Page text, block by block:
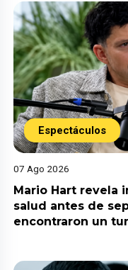
Espectáculos
07 Ago 2026
Mario Hart revela
salud antes de
encontraron un